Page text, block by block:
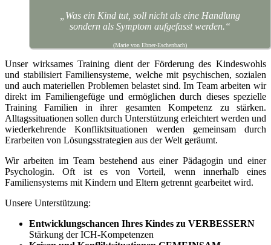
„Was ein Kind tut, soll nicht als eine Handlung
sondern als Symptom aufgefasst werden.“
(Marie von Ebner-Eschenbach)
Unser wirksames Training dient der Förderung des Kindeswohls
und stabilisiert Familiensysteme, welche mit psychischen, sozialen
und auch materiellen Problemen belastet sind. Im Team arbeiten wir
direkt im Familiengefüge und ermöglichen durch dieses spezielle
Training Familien in ihrer gesamten Kompetenz zu stärken.
Alltagssituationen sollen durch Unterstützung erleichtert werden und
wiederkehrende Konfliktsituationen werden gemeinsam durch
Erarbeiten von Lösungsstrategien aus der Welt geräumt.
Wir arbeiten im Team bestehend aus einer Pädagogin und einer
Psychologin. Oft ist es von Vorteil, wenn innerhalb eines
Familiensystems mit Kindern und Eltern getrennt gearbeitet wird.
Unsere Unterstützung:
Entwicklungschancen Ihres Kindes zu VERBESSERN
Stärkung der ICH-Kompetenzen